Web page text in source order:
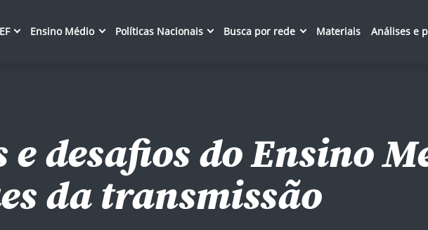
Ensino Médio Políticas Nacionais Busca por rede Materiais Análises e
e desafios do Ensino
da transmissão